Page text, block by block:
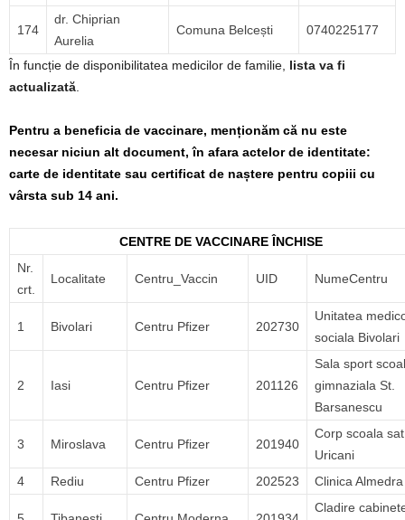
174
dr. Chiprian
Aurelia
Comuna Belcești 0740225177
În funcție de disponibilitatea medicilor de familie, lista va fi
actualizată
Pentru a beneficia de vaccinare, menționăm că nu este
necesar niciun alt document, în afara actelor de identitate:
carte de identitate sau certificat de naștere pentru copiii cu
vârsta sub 14 ani.
CENTRE DE VACCINARE ÎNCHISE
Nr.
crt.
Localitate Centru_Vaccin UID NumeCentru
1 Bivolari Centru Pfizer 202730
Unitatea
sociala Bivolari
2 Iasi Centru Pfizer 201126
Sala sport
gimnaziala St.
Barsanescu
3 Miroslava Centru Pfizer 201940
Corp scoala sat
Uricani
4
Rediu Centru Pfizer 202523 Clinica Almedra
Cladire